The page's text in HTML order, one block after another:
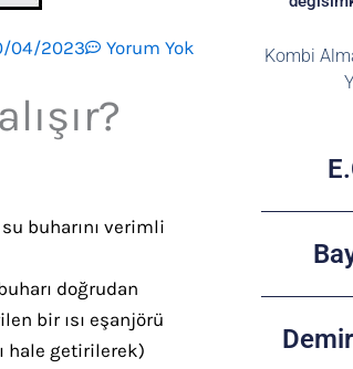
04/2023 Yorum Yok
buharını verimli
doğrudan
bir ısı eşanjörü
hale getirilerek)
Kombi